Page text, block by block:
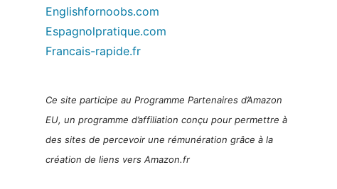
Englishfornoobs.com
Espagnolpratique.com
Francais-rapide.fr
Ce site participe au Programme Partenaires d’Amazon
EU, un programme d’affiliation conçu pour permettre à
des sites de percevoir une rémunération grâce à la
création de liens vers Amazon.fr